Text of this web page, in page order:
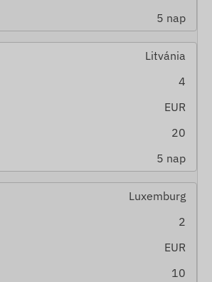
5 nap
Litvánia
4
EUR
20
5 nap
Luxemburg
2
EUR
10